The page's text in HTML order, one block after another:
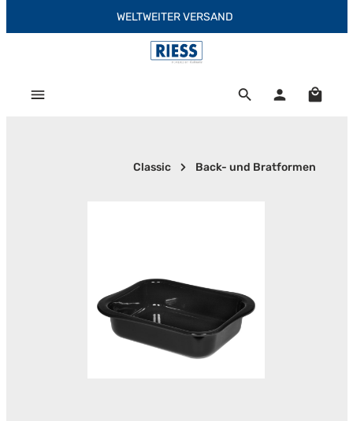
Zum Hauptinhalt springenWELTWEITER VERSAND
Classic Back- und Bratformen